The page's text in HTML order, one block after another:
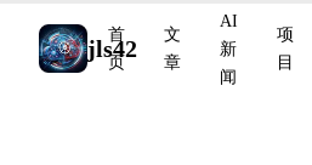
jls42
首
页
文
章
AI
新
闻
项
目